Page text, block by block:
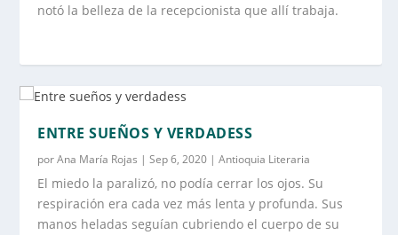
notó la belleza de la recepcionista que allí trabaja.
ENTRE SUEÑOS Y VERDADESS
porAna María Rojas |Sep 6, 2020 |Antioquia Literaria
El miedo la paralizó, no podía cerrar los ojos. Su
respiración era cada vez más lenta y profunda. Sus
manos heladas seguían cubriendo el cuerpo de su